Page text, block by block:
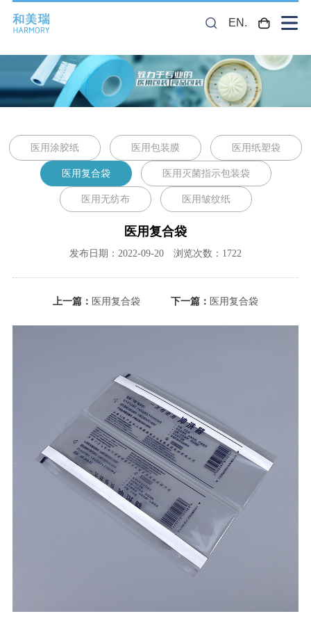
EN.
医用涂胶纸 医用包装膜 医用纸塑袋
医用复合袋 医用灭菌指示包装袋
医用无纺布 医用皱纹纸
医用复合袋
发布日期：2022-09-20 浏览次数：1722
上一篇： 医用复合袋 下一篇： 医用复合袋